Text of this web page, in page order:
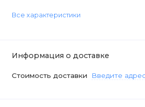
Все характеристики
Информация о доставке
Стоимость доставки Введите